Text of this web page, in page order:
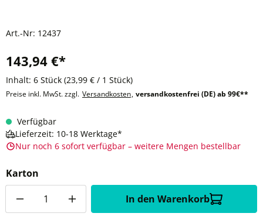
Art.-Nr: 12437
143,94 €*
Inhalt: 6 Stück (23,99 € / 1 Stück)
Preise inkl. MwSt. zzgl. Versandkosten, versandkostenfrei (DE) ab 99€**
Verfügbar
Lieferzeit: 10-18 Werktage*
Nur noch 6 sofort verfügbar – weitere Mengen bestellbar
Karton
In den Warenkorb